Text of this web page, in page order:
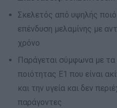
Σκελετός από υψηλής
επένδυση μελαμίνης με
χρόνο
Παράγεται σύμφωνα με
ποιότητας Ε1 που είναι
και την υγεία και δεν
παράγοντες